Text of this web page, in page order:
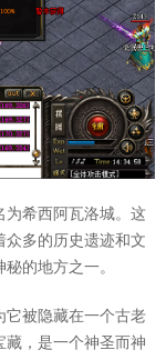
为希西阿瓦洛城。这
众多的历史遗迹和文
的地方之一。
它被隐藏在一个古老
藏，是一个神圣而神